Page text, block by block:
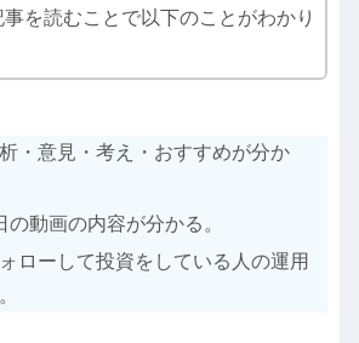
事を読むことで以下のことがわかり
・意見・考え・おすすめが分か
の動画の内容が分かる。
ローして投資をしている人の運用